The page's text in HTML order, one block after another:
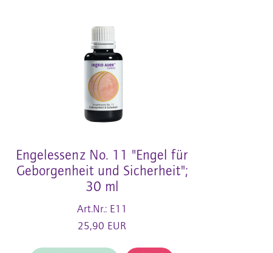
Engelessenz No. 11 "Engel für
Geborgenheit und Sicherheit";
30 ml
Art.Nr.: E11
25,90 EUR